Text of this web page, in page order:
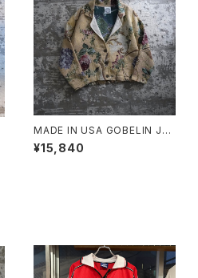
MADE IN USA GOBELIN JA
CKET
¥15,840